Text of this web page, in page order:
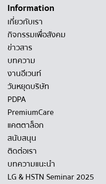
Information
เกี่ยวกับเรา
กิจกรรมเพื่อสังคม
ข่าวสาร
บทความ
งานอีเวนท์
วันหยุดบริษัท
PDPA
PremiumCare
แคตตาล็อก
สนับสนุน
ติดต่อเรา
บทความแนะนำ
LG & HSTN Seminar 2025